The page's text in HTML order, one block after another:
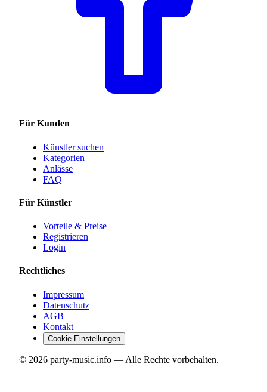
Für Kunden
Künstler suchen
Kategorien
Anlässe
FAQ
Für Künstler
Vorteile & Preise
Registrieren
Login
Rechtliches
Impressum
Datenschutz
AGB
Kontakt
Cookie-Einstellungen
© 2026 party-music.info — Alle Rechte vorbehalten.